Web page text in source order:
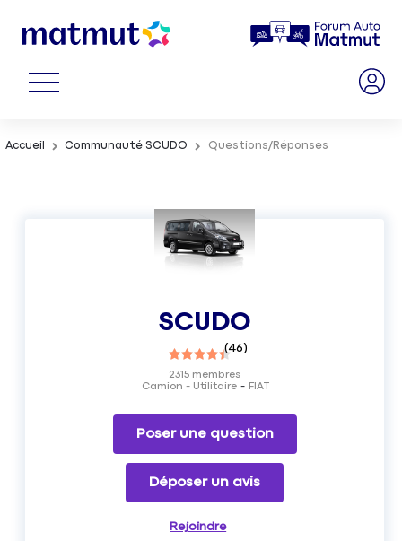
Accueil Communauté SCUDO Questions/Réponses
SCUDO
(46)
Camion - Utilitaire FIAT
2315 membres
Poser une question
Déposer un avis
Rejoindre